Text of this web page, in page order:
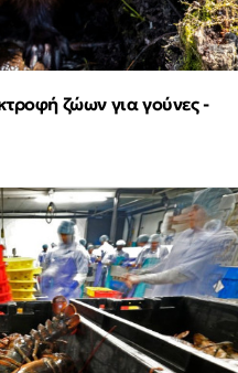
ζώων για γούνες -